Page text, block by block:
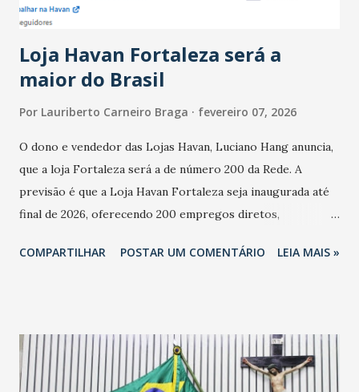
novembro. Em relação a outubro, o faturamento também
Loja Havan Fortaleza será a
maior do Brasil
Por Lauriberto Carneiro Braga fevereiro 07, 2026
O dono e vendedor das Lojas Havan, Luciano Hang anuncia,
que a loja Fortaleza será a de número 200 da Rede. A
previsão é que a Loja Havan Fortaleza seja inaugurada até
final de 2026, oferecendo 200 empregos diretos,
Havan Fortaleza ainda não foi anunciada oficialmente, mas
COMPARTILHAR POSTAR UM COMENTÁRIO LEIA MAIS »